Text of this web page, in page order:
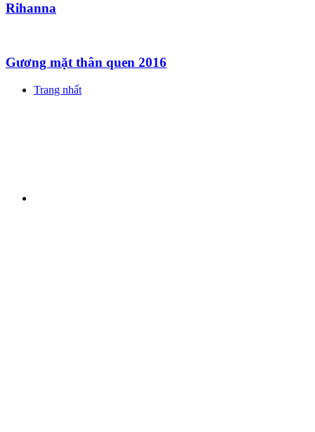
Rihanna
Gương mặt thân quen 2016
Trang nhất